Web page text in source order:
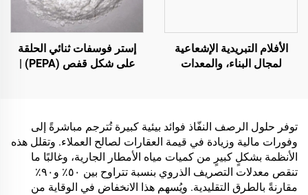
الأفلام التبريدية الإشعاعية
لمجال البناء، والمعدات
الحبوب، ووسائل النقل
والمرافق الخارجية،
والتطبيقات الناشئة في أنماط
الحياة
إستر فوسفات ثنائي الحلقة
على شكل قفص (PEPA) |
الفينيل (EVA)
توفر حلول الرصف النفّاذ فوائد بيئية كبيرة تُترجم مباشرةً إلى
وفورات مالية وزيادة في قيمة العقارات لصالح العملاء. وتقلل هذه
الأنظمة بشكلٍ كبيرٍ من كميات مياه الأمطار الجارية، وغالبًا ما
تنقص معدلات التصريف الذروي بنسبة تتراوح بين ٥٠٪ و٩٠٪
مقارنةً بالطرق التقليدية. ويُسهم هذا الانخفاض في الوقاية من